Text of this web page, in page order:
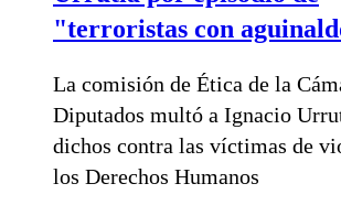
"terroristas con
La comisión de Ética de la
Diputados multó a Ignacio
dichos contra las víctimas de
los Derechos Humanos